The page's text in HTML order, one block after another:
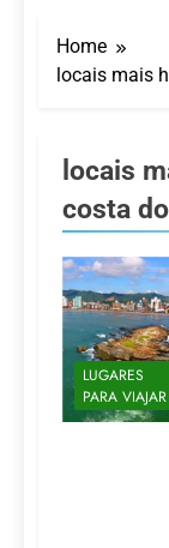
Home
locais mais
locais
costa
LUGARES
PARA VIAJAR